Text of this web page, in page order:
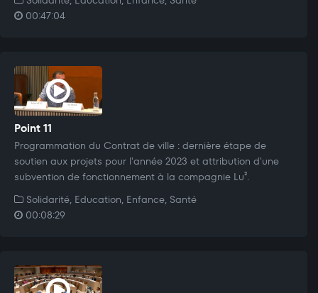
00:47:04
Point 11
Programmation du Contrat de ville : dernière étape de
soutien aux projets pour l'année 2023 et attribution d'une
subvention de fonctionnement à la compagnie Lu².
Solidarité, Education, Enfance, Santé
00:08:29